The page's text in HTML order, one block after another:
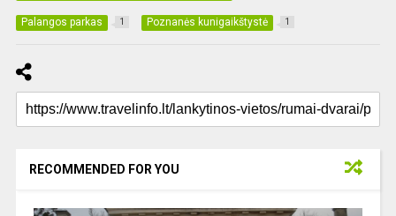
Palangos parkas 1 Poznanės kunigaikštystė 1
RECOMMENDED FOR YOU